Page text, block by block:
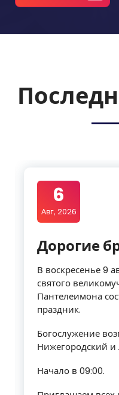
6
Авг, 2026
Дорогие
В воскресенье 9
святого
Пантелеимона
праздник.
Богослужение
Нижегородский и
Начало в 09:00.